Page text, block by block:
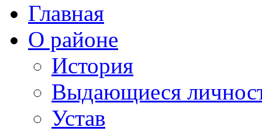
Главная
О районе
История
Выдающиеся
Устав